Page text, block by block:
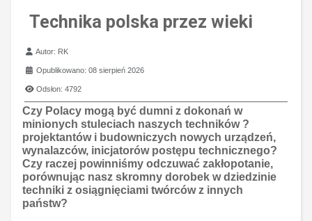
Technika polska przez wieki
Szczegóły
Autor: RK
Opublikowano: 08 sierpień 2026
Odsłon: 4792
Czy Polacy mogą być dumni z dokonań w
minionych stuleciach naszych techników ?
projektantów i budowniczych nowych urządzeń,
wynalazców, inicjatorów postępu technicznego?
Czy raczej powinniśmy odczuwać zakłopotanie,
porównując nasz skromny dorobek w dziedzinie
techniki z osiągnięciami twórców z innych
państw?